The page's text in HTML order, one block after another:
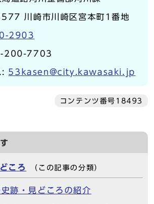
川崎市川崎区宮本町1番地
2903
200-7703
: 53kasen@city.kawasaki.jp
コンテンツ番号18493
ころ （この記事の分類）
跡・見どころの紹介